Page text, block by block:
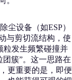
尘设备（如ESP）
与剪切流结构，使
粒发生频繁碰撞并
簇”。这一思路在
更重要的是，即便